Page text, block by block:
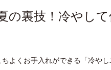
の裏技！冷やし
よくお手入れができる「冷やし